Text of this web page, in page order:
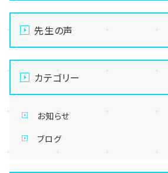
先生の声
カテゴリー
お知らせ
ブログ